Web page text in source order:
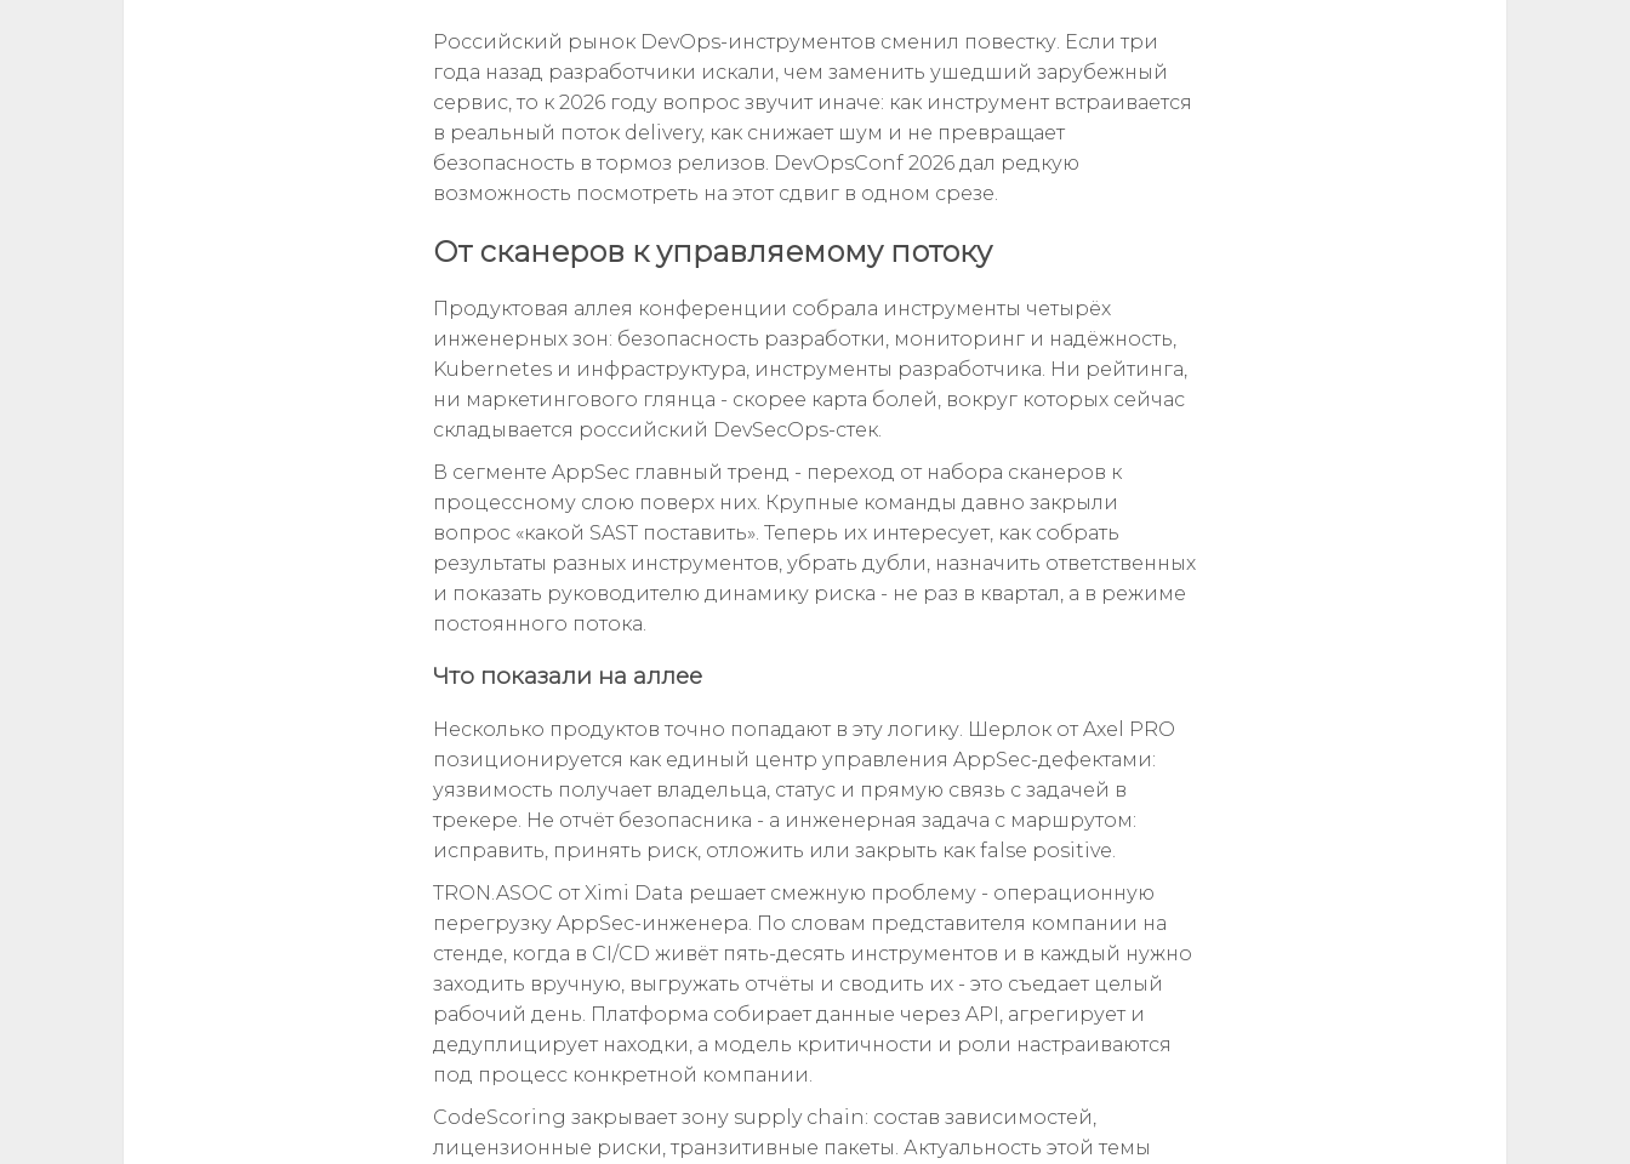
Российский рынок DevOps-инструментов сменил повестку. Если три
года назад разработчики искали, чем заменить ушедший зарубежный
сервис, то к 2026 году вопрос звучит иначе: как инструмент встраивается
в реальный поток delivery, как снижает шум и не превращает
безопасность в тормоз релизов. DevOpsConf 2026 дал редкую
возможность посмотреть на этот сдвиг в одном срезе.
От сканеров к управляемому потоку
Продуктовая аллея конференции собрала инструменты четырёх
инженерных зон: безопасность разработки, мониторинг и надёжность,
Kubernetes и инфраструктура, инструменты разработчика. Ни рейтинга,
ни маркетингового глянца - скорее карта болей, вокруг которых сейчас
складывается российский DevSecOps-стек.
В сегменте AppSec главный тренд - переход от набора сканеров к
процессному слою поверх них. Крупные команды давно закрыли
вопрос «какой SAST поставить». Теперь их интересует, как собрать
результаты разных инструментов, убрать дубли, назначить ответственных
и показать руководителю динамику риска - не раз в квартал, а в режиме
постоянного потока.
Что показали на аллее
Несколько продуктов точно попадают в эту логику. Шерлок от Axel PRO
позиционируется как единый центр управления AppSec-дефектами:
уязвимость получает владельца, статус и прямую связь с задачей в
трекере. Не отчёт безопасника - а инженерная задача с маршрутом:
исправить, принять риск, отложить или закрыть как false positive.
TRON.ASOC от Ximi Data решает смежную проблему - операционную
перегрузку AppSec-инженера. По словам представителя компании на
стенде, когда в CI/CD живёт пять-десять инструментов и в каждый нужно
заходить вручную, выгружать отчёты и сводить их - это съедает целый
рабочий день. Платформа собирает данные через API, агрегирует и
дедуплицирует находки, а модель критичности и роли настраиваются
под процесс конкретной компании.
CodeScoring закрывает зону supply chain: состав зависимостей,
лицензионные риски, транзитивные пакеты. Актуальность этой темы